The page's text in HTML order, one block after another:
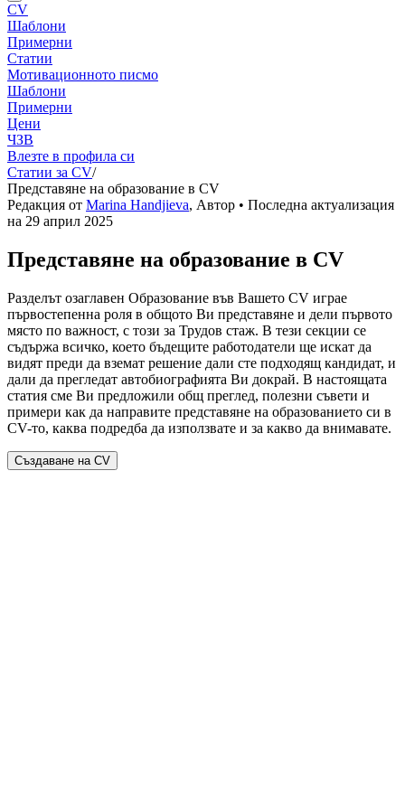
CV
Шаблони
Примерни
Статии
Мотивационното писмо
Шаблони
Примерни
Цени
ЧЗВ
Влезте в профила си
Статии за CV/
Представяне на образование в CV
Редакция от Marina Handjieva, Автор • Последна актуализация
на 29 април 2025
Представяне на образование в CV
Разделът озаглавен Образование във Вашето CV играе
първостепенна роля в общото Ви представяне и дели първото
място по важност, с този за Трудов стаж. В тези секции се
съдържа всичко, което бъдещите работодатели ще искат да
видят преди да вземат решение дали сте подходящ кандидат, и
дали да прегледат автобиографията Ви докрай. В настоящата
статия сме Ви предложили общ преглед, полезни съвети и
примери как да направите представяне на образованието си в
CV-то, каква подредба да използвате и за какво да внимавате.
Създаване на CV